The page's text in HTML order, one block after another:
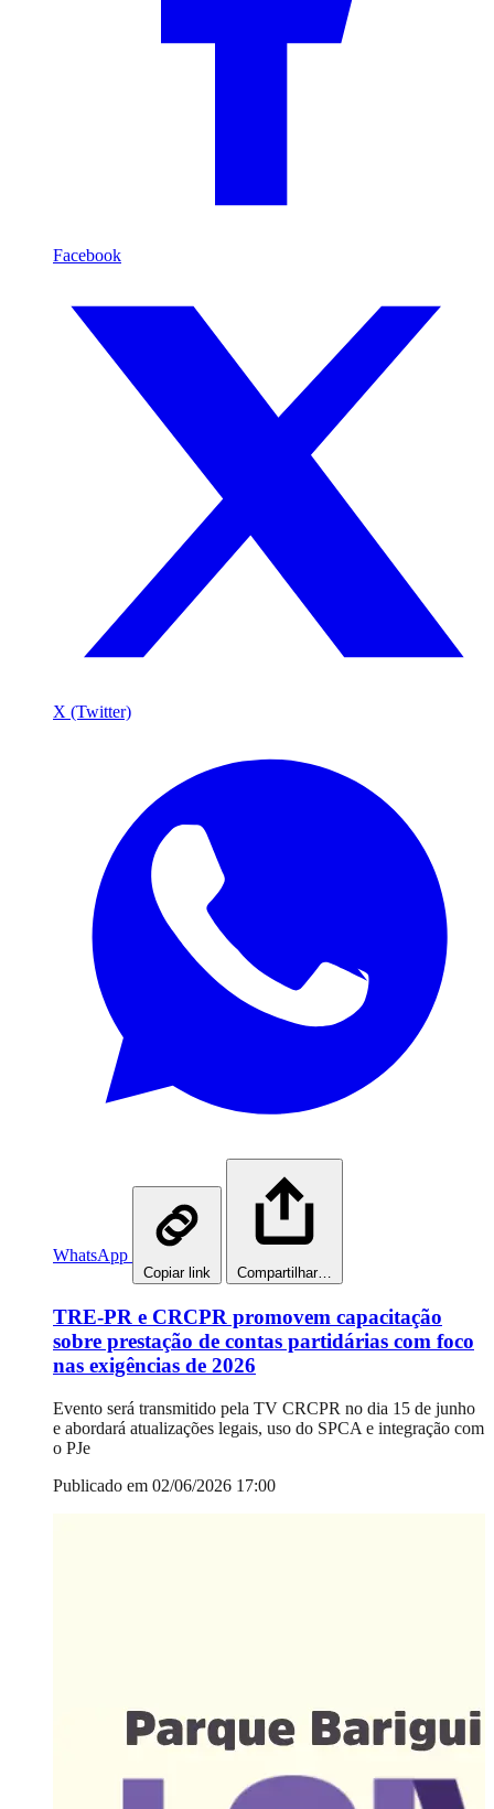
Facebook
X (Twitter)
WhatsApp
Copiar link Compartilhar…
TRE-PR e CRCPR promovem capacitação
sobre prestação de contas partidárias com foco
nas exigências de 2026
Evento será transmitido pela TV CRCPR no dia 15 de junho
e abordará atualizações legais, uso do SPCA e integração com
o PJe
Publicado em 02/06/2026 17:00